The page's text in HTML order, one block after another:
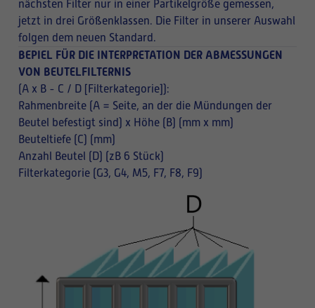
nächsten Filter nur in einer Partikelgröße gemessen,
jetzt in drei Größenklassen. Die Filter in unserer Auswahl
folgen dem neuen Standard.
BEPIEL FÜR DIE INTERPRETATION DER ABMESSUNGEN
VON BEUTELFILTERNIS
(A x B - C / D [Filterkategorie]):
Rahmenbreite (A = Seite, an der die Mündungen der
Beutel befestigt sind) x Höhe (B) (mm x mm)
Beuteltiefe (C) (mm)
Anzahl Beutel (D) (zB 6 Stück)
Filterkategorie (G3, G4, M5, F7, F8, F9)